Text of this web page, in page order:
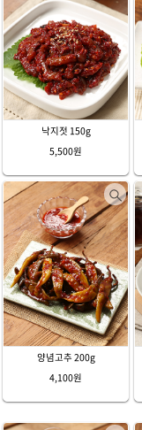
낙지젓 150g
5,500원
양념고추 200g
4,100원